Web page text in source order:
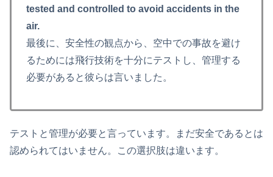
tested and controlled to avoid accidents in the
air.
最後に、安全性の観点から、空中での事故を避け
るためには飛行技術を十分にテストし、管理する
必要があると彼らは言いました。
テストと管理が必要と言っています。まだ安全であるとは
認められてはいません。この選択肢は違います。